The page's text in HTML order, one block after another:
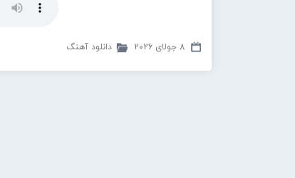
8 جولای 2026 دانلود آهنگ